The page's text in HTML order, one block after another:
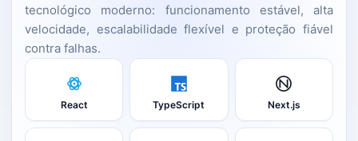
tecnológico moderno: funcionamento estável, alta
velocidade, escalabilidade flexível e proteção fiável
contra falhas.
React TypeScript Next.js